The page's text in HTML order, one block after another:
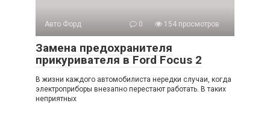
Авто Форд 0 154 просмотров
Замена предохранителя
прикуривателя в Ford Focus 2
В жизни каждого автомобилиста нередки случаи, когда
электроприборы внезапно перестают работать. В таких
неприятных